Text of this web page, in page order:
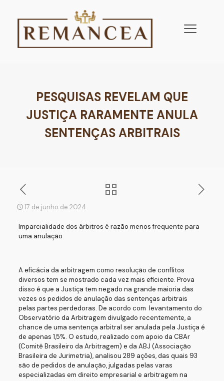
PESQUISAS REVELAM QUE
JUSTIÇA RARAMENTE ANULA
SENTENÇAS ARBITRAIS
17 de junho de 2024
Imparcialidade dos árbitros é razão menos frequente para
uma anulação
A eficácia da arbitragem como resolução de conflitos
diversos tem se mostrado cada vez mais eficiente. Prova
disso é que a Justiça tem negado na grande maioria das
vezes os pedidos de anulação das sentenças arbitrais
pelas partes perdedoras. De acordo com levantamento do
Observatório da Arbitragem divulgado recentemente, a
chance de uma sentença arbitral ser anulada pela Justiça é
de apenas 1,5%. O estudo, realizado com apoio da CBAr
(Comitê Brasileiro da Arbitragem) e da ABJ (Associação
Brasileira de Jurimetria), analisou 289 ações, das quais 93
são de pedidos de anulação, julgadas pelas varas
especializadas em direito empresarial e arbitragem na